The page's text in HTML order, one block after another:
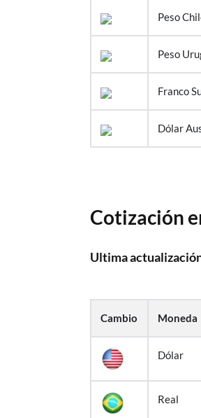
Peso
Peso
Franco
Dólar
Cotización
Ultima
Cambio Moneda
Dólar
Real